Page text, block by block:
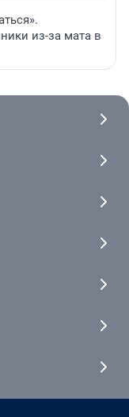
из-за мата в